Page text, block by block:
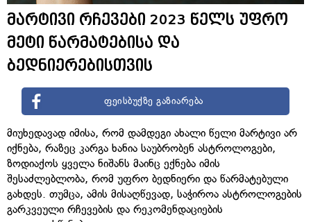
მარტივი რჩევები 2023 წელს უფრო
მეტი წარმატებისა და
ბედნიერებისთვის
ფეისბუქზე გაზიარება
მიუხედავად იმისა, რომ დამდეგი ახალი წელი მარტივი არ
იქნება, რაზეც კარგა ხანია საუბრობენ ასტროლოგები,
ზოდიაქოს ყველა ნიშანს მაინც ექნება იმის
შესაძლებლობა, რომ უფრო ბედნიერი და წარმატებული
გახდეს. თუმცა, ამის მისაღწევად, საჭიროა ასტროლოგების
გარკვეული რჩევების და რეკომენდაციების